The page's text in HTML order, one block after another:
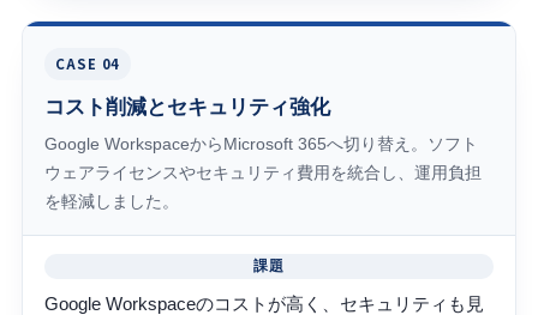
CASE 04
コスト削減とセキュリティ強化
Google WorkspaceからMicrosoft 365へ切り替え。ソフト
ウェアライセンスやセキュリティ費用を統合し、運用負担
を軽減しました。
課題
Google Workspaceのコストが高く、セキュリティも見